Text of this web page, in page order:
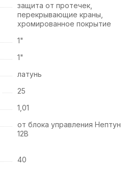
защита от протечек,
перекрывающие краны,
хромированное покрытие
1"
1"
латунь
25
1,01
от блока управления Нептун
12В
40